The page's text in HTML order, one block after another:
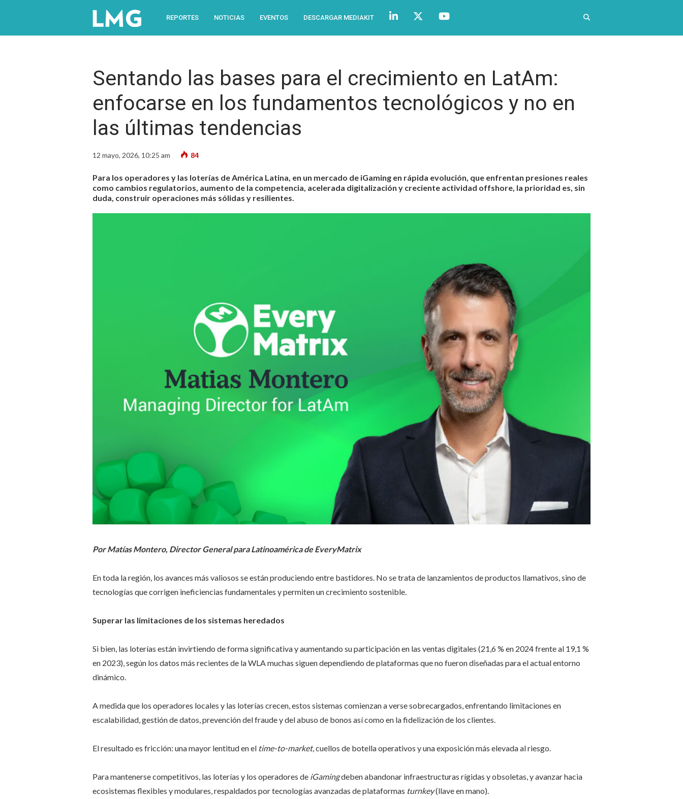
REPORTES NOTICIAS EVENTOS DESCARGAR MEDIAKIT
Sentando las bases para el crecimiento en LatAm:
enfocarse en los fundamentos tecnológicos y no en
las últimas tendencias
12 mayo, 2026, 10:25 am 84
Para los operadores y las loterías de América Latina, en un mercado de iGaming en rápida evolución, que enfrentan presiones reales
como cambios regulatorios, aumento de la competencia, acelerada digitalización y creciente actividad offshore, la prioridad es, sin
duda, construir operaciones más sólidas y resilientes.
Por Matías Montero, Director General para Latinoamérica de EveryMatrix
En toda la región, los avances más valiosos se están produciendo entre bastidores. No se trata de lanzamientos de productos llamativos, sino de
tecnologías que corrigen ineficiencias fundamentales y permiten un crecimiento sostenible.
Superar las limitaciones de los sistemas heredados
Si bien, las loterías están invirtiendo de forma significativa y aumentando su participación en las ventas digitales (21,6 % en 2024 frente al 19,1 %
en 2023), según los datos más recientes de la WLA muchas siguen dependiendo de plataformas que no fueron diseñadas para el actual entorno
dinámico.
A medida que los operadores locales y las loterías crecen, estos sistemas comienzan a verse sobrecargados, enfrentando limitaciones en
escalabilidad, gestión de datos, prevención del fraude y del abuso de bonos así como en la fidelización de los clientes.
El resultado es fricción: una mayor lentitud en el time-to-market, cuellos de botella operativos y una exposición más elevada al riesgo.
Para mantenerse competitivos, las loterías y los operadores de iGamingdeben abandonar infraestructuras rígidas y obsoletas, y avanzar hacia
ecosistemas flexibles y modulares, respaldados por tecnologías avanzadas de plataformas turnkey(llave en mano).